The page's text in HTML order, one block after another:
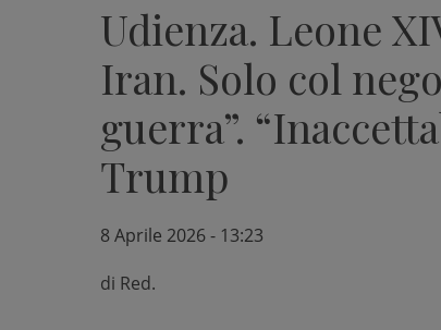
Udienza. Leone
Iran. Solo col
guerra”.
Trump
8 Aprile 2026 - 13:23
di Red.